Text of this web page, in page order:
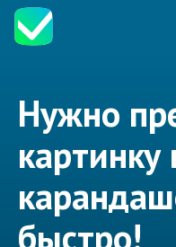
Нужно
картинку
быстро!